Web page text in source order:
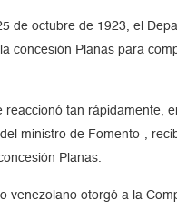
de octubre de 1923, el
concesión Planas para
reaccionó tan rápidamente,
ministro de Fomento-,
Planas.
venezolano otorgó a la